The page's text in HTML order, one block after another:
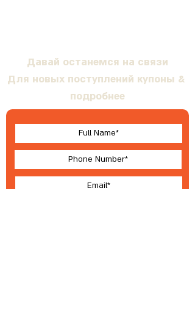
Давай останемся на связи
Для новых поступлений купоны &
подробнее